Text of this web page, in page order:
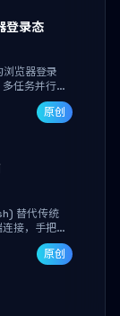
登录态
览器登录
任务并行不
原创
替代传统
接，手把手
功能。彻底
会话丢失的痛
原创